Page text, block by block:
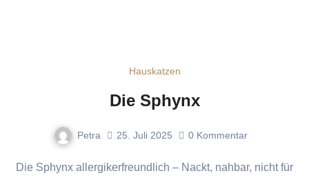
Hauskatzen
Die Sphynx
Petra 25. Juli 2025 0 Kommentar
Die Sphynx allergikerfreundlich – Nackt, nahbar, nicht für